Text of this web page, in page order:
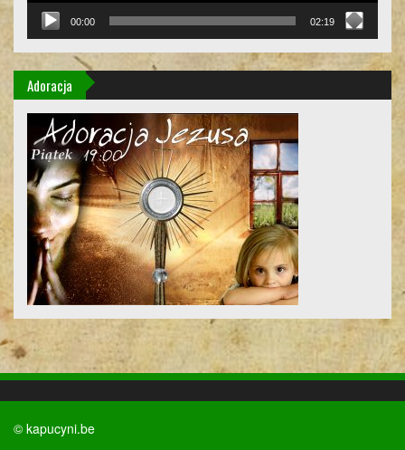
00:00 02:19
Adoracja
© kapucyni.be